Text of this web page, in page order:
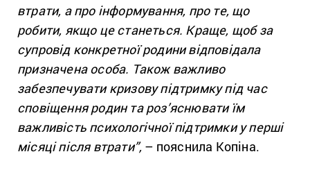
втрати, а про інформування, про те, що
робити, якщо це станеться. Краще, щоб за
супровід конкретної родини відповідала
призначена особа. Також важливо
забезпечувати кризову підтримку під час
сповіщення родин та роз’яснювати їм
важливість психологічної підтримки у перші
місяці після втрати”, – пояснила Копіна.